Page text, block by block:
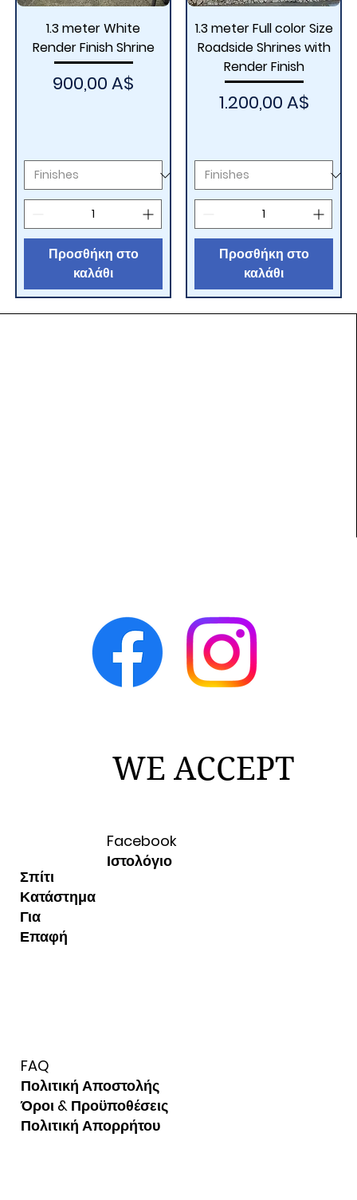
1.3 meter White
Render Finish Shrine
Τιμή
900,00 A$
Προσθήκη στο
καλάθι
1.3 meter Full color Size
Roadside Shrines with
Render Finish
Τιμή
1.200,00 A$
Προσθήκη στο
καλάθι
Facebook
Ιστολόγιο
WE ACCEPT
Σπίτι
Κατάστημα
Για
Επαφή
FAQ
Πολιτική Αποστολής
Όροι & Προϋποθέσεις
Πολιτική Απορρήτου